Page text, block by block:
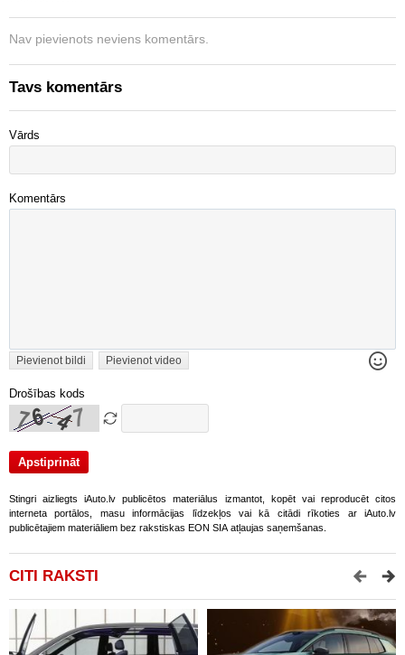
Nav pievienots neviens komentārs.
Tavs komentārs
Vārds
Komentārs
Pievienot bildi Pievienot video
Drošības kods
Stingri aizliegts iAuto.lv publicētos materiālus izmantot, kopēt vai reproducēt citos
interneta portālos, masu informācijas līdzekļos vai kā citādi rīkoties ar iAuto.lv
publicētajiem materiāliem bez rakstiskas EON SIA atļaujas saņemšanas.
CITI RAKSTI